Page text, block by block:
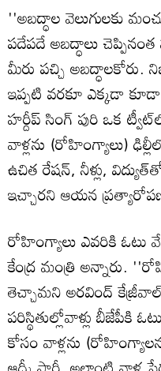
''అబద్ధాల వెలుగులకు
పదేపదే అబద్ధాలు
మీరు పచ్చి
ఇప్పటి వరకూ ఎక్కడా కూడా
హర్దీప్ సింగ్ పురి ఒక
వాళ్లను (రోహింగ్యాలు)
ఉచిత రేషన్, నీళ్లు,
ఇచ్చారని ఆయన
రోహింగ్యాలు ఎవరికి ఓటు
కేంద్ర మంత్రి అన్నారు.
తెచ్చామని అరవింద్
పరిస్థితుల్లోవాళ్లు బీజేపీకి
కోసం వాళ్లను